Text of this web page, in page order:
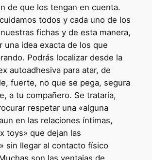
de que los tengan en cuenta.
todos y cada uno de los
fichas y de esta manera,
una idea exacta de los que
Podrás localizar desde la
autoadhesiva para atar, de
fuerte, no que se pega, segura
a tu compañero. Se trataría,
respetar una «alguna
en las relaciones íntimas,
toys» que dejan las
sin llegar al contacto físico
son las ventajas de